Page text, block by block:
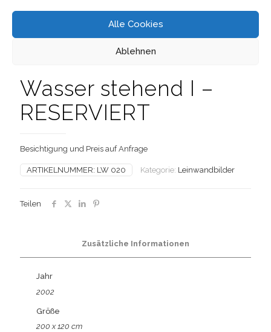
Alle Cookies
Ablehnen
Wasser stehend I –
RESERVIERT
Besichtigung und Preis auf Anfrage
ARTIKELNUMMER: LW 020 Kategorie: Leinwandbilder
Teilen
Zusätzliche Informationen
Jahr
2002
Größe
200 x 120 cm